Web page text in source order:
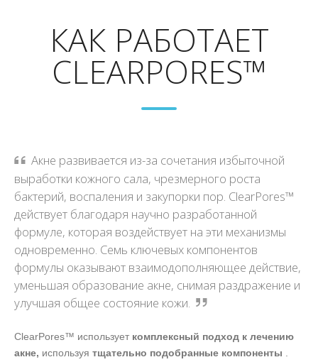
КАК РАБОТАЕТ
CLEARPORES™
Акне развивается из-за сочетания избыточной
выработки кожного сала, чрезмерного роста
бактерий, воспаления и закупорки пор. ClearPores™
действует благодаря научно разработанной
формуле, которая воздействует на эти механизмы
одновременно. Семь ключевых компонентов
формулы оказывают взаимодополняющее действие,
уменьшая образование акне, снимая раздражение и
улучшая общее состояние кожи.
ClearPores™ использует комплексный подход к лечению
акне, используя тщательно подобранные компоненты